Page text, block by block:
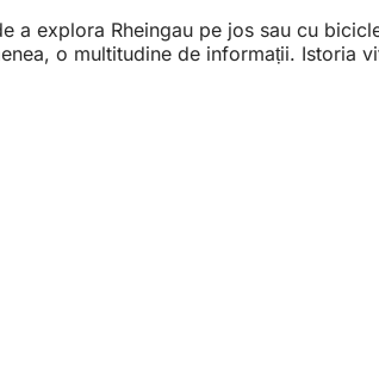
explora Rheingau pe jos sau cu
o multitudine de informații.